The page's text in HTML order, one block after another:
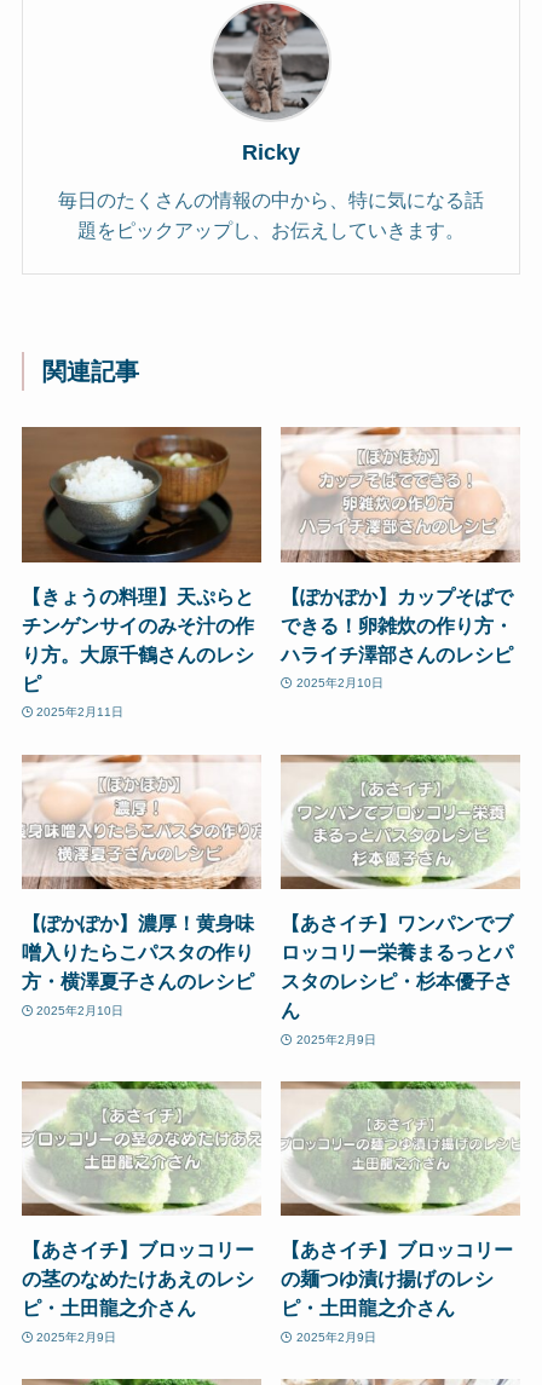
Ricky
毎日のたくさんの情報の中から、特に気になる話
題をピックアップし、お伝えしていきます。
関連記事
【きょうの料理】天ぷらと
チンゲンサイのみそ汁の作
り方。大原千鶴さんのレシ
ピ
2025年2月11日
【ぽかぽか】カップそばで
できる！卵雑炊の作り方・
ハライチ澤部さんのレシピ
2025年2月10日
【ぽかぽか】濃厚！黄身味
噌入りたらこパスタの作り
方・横澤夏子さんのレシピ
2025年2月10日
【あさイチ】ワンパンでブ
ロッコリー栄養まるっとパ
スタのレシピ・杉本優子さ
ん
2025年2月9日
【あさイチ】ブロッコリー
の茎のなめたけあえのレシ
ピ・土田龍之介さん
2025年2月9日
【あさイチ】ブロッコリー
の麺つゆ漬け揚げのレシ
ピ・土田龍之介さん
2025年2月9日